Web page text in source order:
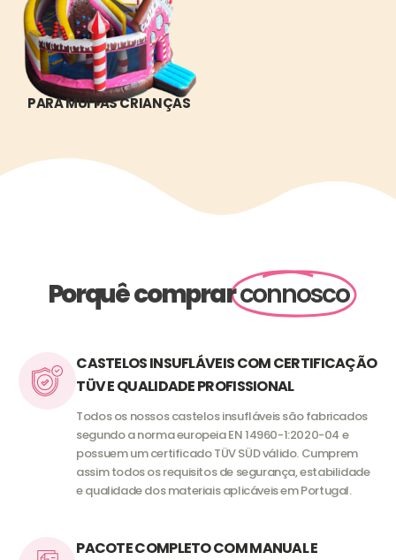
PARA MUITAS CRIANÇAS
Porquê comprarconnosco
CASTELOS INSUFLÁVEIS COM CERTIFICAÇÃO
TÜV E QUALIDADE PROFISSIONAL
Todos os nossos castelos insufláveis são fabricados
segundo a norma europeia EN 14960-1:2020-04 e
possuem um certificado TÜV SÜD válido. Cumprem
assim todos os requisitos de segurança, estabilidade
e qualidade dos materiais aplicáveis em Portugal.
PACOTE COMPLETO COM MANUAL E